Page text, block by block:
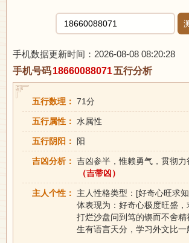
手机数据更新时间：2026-08-08 08:20:28
手机号码18660088071五行分析
五行数理： 71分
五行属性： 水属性
五行阴阳： 阳
吉凶分析： 吉凶参半，惟赖勇气，贯彻力
（吉带凶）
主人个性：
主人性格类型：[好奇心旺求
体表现为：好奇心极度旺盛
打烂沙盘问到笃的锲而不舍精
生有语言天分，学习外文比一